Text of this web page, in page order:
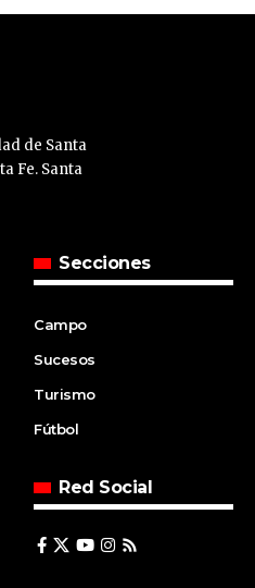
de Santa
Fe. Santa
Secciones
Campo
Sucesos
Turismo
Fútbol
Red Social